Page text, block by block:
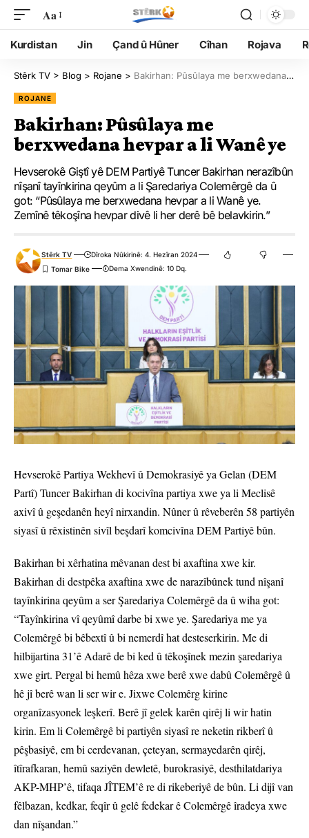
Aa
Kurdistan Jin Çand û Hûner Cîhan Rojava
Stêrk TV > Blog > Rojane > Bakirhan: Pûsûlaya me berxwedana hevpar a li Wanê ye
ROJANE
Bakirhan: Pûsûlaya me
berxwedana hevpar a li Wanê ye
Hevserokê Giştî yê DEM Partiyê Tuncer Bakirhan nerazîbûn
nîşanî tayînkirina qeyûm a li Şaredariya Colemêrgê da û
got: “Pûsûlaya me berxwedana hevpar a li Wanê ye.
Zemînê têkoşîna hevpar divê li her derê bê belavkirin.”
Stêrk TV
Dîroka Nûkirinê: 4. Hezîran 2024
Dema Xwendinê: 10 Dq.
Hevserokê Partiya Wekhevî û Demokrasiyê ya Gelan (DEM
Partî) Tuncer Bakirhan di kocivîna partiya xwe ya li Meclisê
axivî û geşedanên heyî nirxandin. Nûner û rêveberên 58 partiyên
siyasî û rêxistinên sivîl beşdarî komcivîna DEM Partiyê bûn.
Bakirhan bi xêrhatina mêvanan dest bi axaftina xwe kir.
Bakirhan di destpêka axaftina xwe de narazîbûnek tund nîşanî
tayînkirina qeyûm a ser Şaredariya Colemêrgê da û wiha got:
“Tayînkirina vî qeyûmî darbe bi xwe ye. Şaredariya me ya
Colemêrgê bi bêbextî û bi nemerdî hat desteserkirin. Me di
hilbijartina 31’ê Adarê de bi ked û têkoşînek mezin şaredariya
xwe girt. Pergal bi hemû hêza xwe berê xwe dabû Colemêrgê û
hê jî berê wan li ser wir e. Jixwe Colemêrg kirine
organîzasyonek leşkerî. Berê jî gelek karên qirêj li wir hatin
kirin. Em li Colemêrgê bi partiyên siyasî re neketin rikberî û
pêşbasiyê, em bi cerdevanan, çeteyan, sermayedarên qirêj,
îtîrafkaran, hemû saziyên dewletê, burokrasiyê, desthilatdariya
AKP-MHP’ê, tifaqa JÎTEM’ê re di rikeberiyê de bûn. Li dijî van
fêlbazan, kedkar, feqîr û gelê fedekar ê Colemêrgê îradeya xwe
dan nîşandan.”